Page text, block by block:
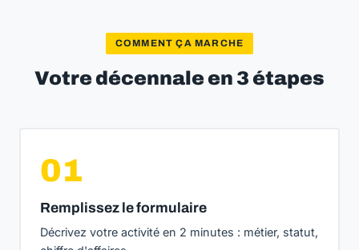
COMMENT ÇA MARCHE
Votre décennale en 3 étapes
01
Remplissez le formulaire
Décrivez votre activité en 2 minutes : métier, statut,